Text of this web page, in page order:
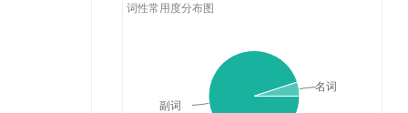
heretofore.
词性常用度分布图
副词
名词